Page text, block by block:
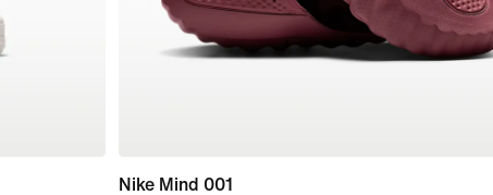
Nike Mind 001